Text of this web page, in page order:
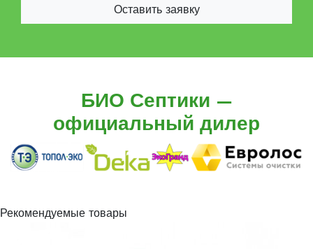
Оставить заявку
БИО Септики —
официальный дилер
Рекомендуемые товары